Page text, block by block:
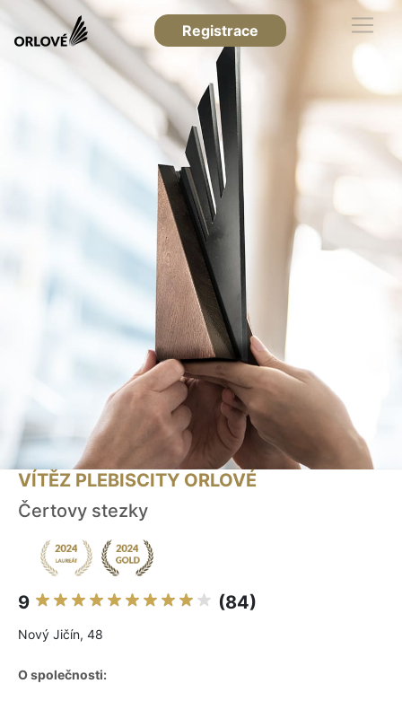
Registrace
VÍTĚZ PLEBISCITY ORLOVÉ
Čertovy stezky
9 (84)
Nový Jičín, 48
O společnosti: